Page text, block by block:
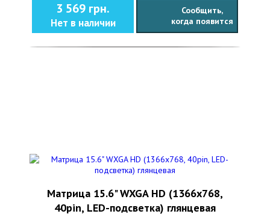
3 569 грн.
Нет в наличии
Сообщить,
когда появится
Матрица 15.6" WXGA HD (1366x768,
40pin, LED-подсветка) глянцевая